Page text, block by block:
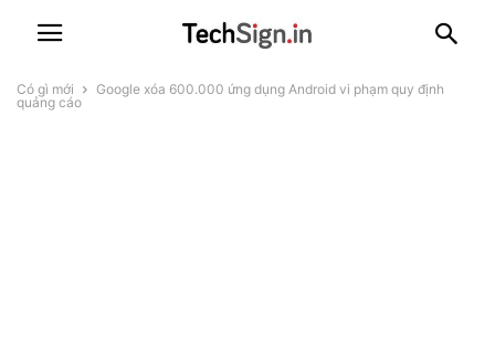
Có gì mới
Google xóa 600.000 ứng dụng Android vi phạm quy định
quảng cáo